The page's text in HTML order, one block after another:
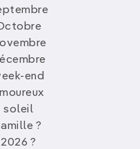
end
soleil
?
?